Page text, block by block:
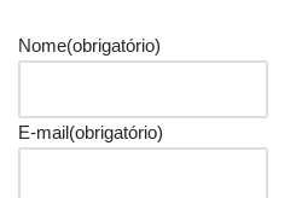
Nome(obrigatório)
E-mail(obrigatório)